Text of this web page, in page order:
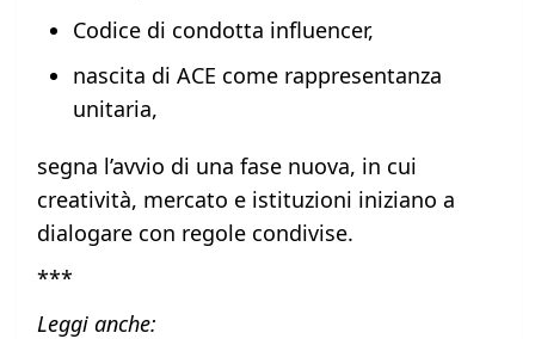
Codice di condotta influencer,
nascita di ACE come rappresentanza
unitaria,
segna l’avvio di una fase nuova, in cui
creatività, mercato e istituzioni iniziano a
dialogare con regole condivise.
***
Leggi anche: